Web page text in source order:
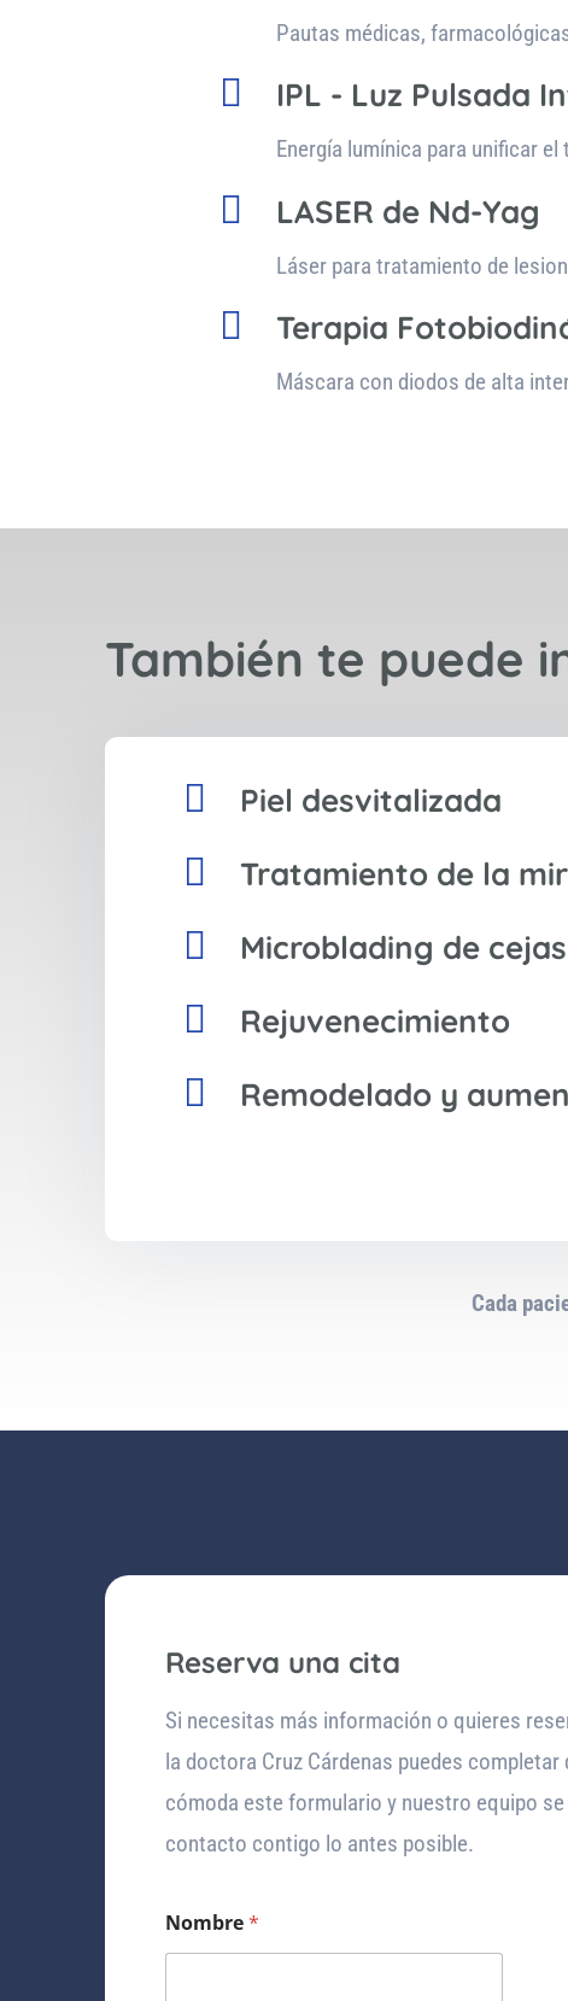
Pautas médicas,
 IPL - Luz Pulsada
Energía lumínica para unificar
 LASER de Nd-Yag
Láser para tratamiento de
 Terapia
Máscara con diodos de alta
También te puede
 Piel desvitalizada
 Tratamiento de la
 Microblading de cejas
 Rejuvenecimiento
 Remodelado y
Cada
Reserva una cita
Si necesitas más información o quieres
la doctora Cruz Cárdenas puedes completar
cómoda este formulario y nuestro equipo se
contacto contigo lo antes posible.
Nombre*